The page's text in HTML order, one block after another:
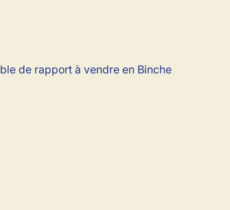
de rapport à vendre en Binche